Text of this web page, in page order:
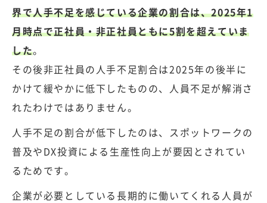
界で人手不足を感じている企業の割合は、2025年1
月時点で正社員・非正社員ともに5割を超えていま
した。
その後非正社員の人手不足割合は2025年の後半に
かけて緩やかに低下したものの、人員不足が解消さ
れたわけではありません。
人手不足の割合が低下したのは、スポットワークの
普及やDX投資による生産性向上が要因とされてい
るためです。
企業が必要としている長期的に働いてくれる人員が